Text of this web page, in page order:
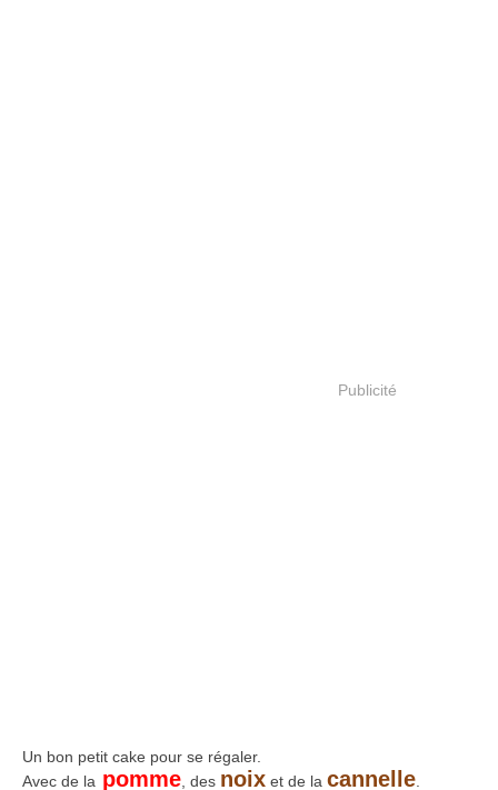
Publicité
Un bon petit cake pour se régaler.
Avec de la pomme , des noix et de la cannelle